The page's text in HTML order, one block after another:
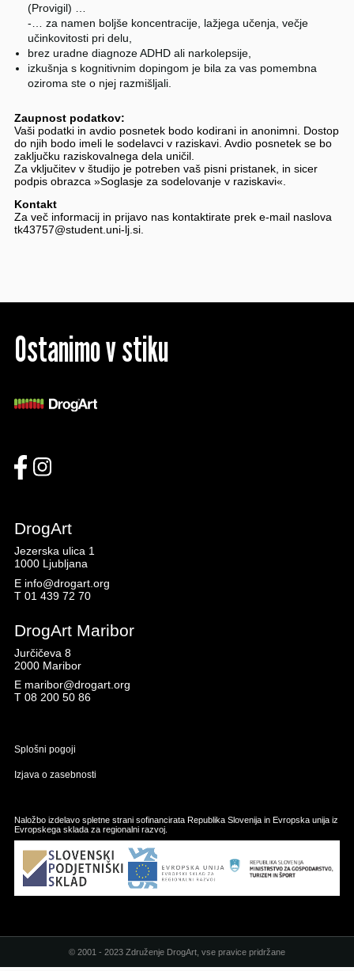
(Provigil) …
-… za namen boljše koncentracije, lažjega učenja, večje
učinkovitosti pri delu,
brez uradne diagnoze ADHD ali narkolepsije,
izkušnja s kognitivnim dopingom je bila za vas pomembna
oziroma ste o njej razmišljali.
Zaupnost podatkov:
Vaši podatki in avdio posnetek bodo kodirani in anonimni. Dostop
do njih bodo imeli le sodelavci v raziskavi. Avdio posnetek se bo
zaključku raziskovalnega dela uničil.
Za vključitev v študijo je potreben vaš pisni pristanek, in sicer
podpis obrazca »Soglasje za sodelovanje v raziskavi«.
Kontakt
Za več informacij in prijavo nas kontaktirate prek e-mail naslova
tk43757@student.uni-lj.si.
Ostanimo v stiku
DrogArt
Jezerska ulica 1
1000 Ljubljana
E info@drogart.org
T 01 439 72 70
DrogArt Maribor
Jurčičeva 8
2000 Maribor
E maribor@drogart.org
T 08 200 50 86
Splošni pogoji
Izjava o zasebnosti
Naložbo izdelavo spletne strani sofinancirata Republika Slovenija in Evropska unija iz
Evropskega sklada za regionalni razvoj.
© 2001 - 2023 Združenje DrogArt, vse pravice pridržane